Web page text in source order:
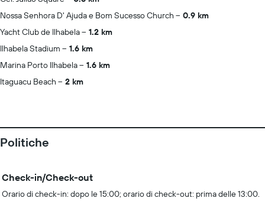
Nossa Senhora D' Ajuda e Bom Sucesso Church
0.9 km
Yacht Club de Ilhabela
1.2 km
Ilhabela Stadium
1.6 km
Marina Porto Ilhabela
1.6 km
Itaguacu Beach
2 km
Politiche
Check-in/Check-out
Orario di check-in: dopo le 15:00; orario di check-out: prima delle 13:00.